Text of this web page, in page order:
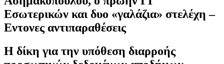
Εσωτερικών και δυο «γαλάζια» στελέχη –
Εντονες αντιπαραθέσεις
Η δίκη για την υπόθεση διαρροής